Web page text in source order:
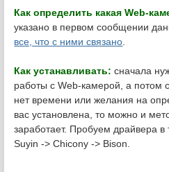
Как определить какая Web-
указано в первом сообщении
все, что с ними связано
Как устанавливать: сначала
работы с Web-камерой, а потом
нет времени или желания на
вас установлена, то можно и
заработает. Пробуем драйвера в
Suyin -> Chicony -> Bison.